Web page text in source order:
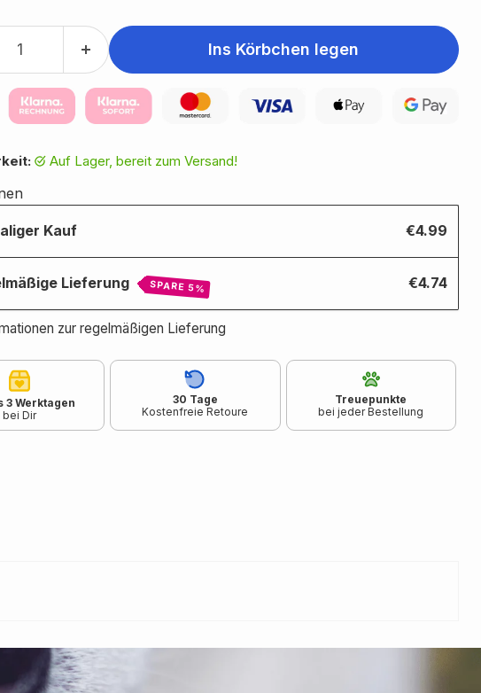
Ins Körbchen legen
Auf Lager, bereit zum Versand!
Kauf €4.99
Lieferung SPARE 5% €4.74
zur regelmäßigen Lieferung
3 Werktagen
bei Dir
30 Tage
Kostenfreie Retoure
Treuepunkte
bei jeder Bestellung